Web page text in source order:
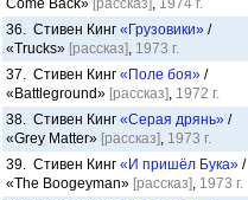
Come Back» [рассказ], 1974 г.
36. Стивен Кинг «Грузовики» /
«Trucks» [рассказ], 1973 г.
37. Стивен Кинг «Поле боя» /
«Battleground» [рассказ], 1972 г.
38. Стивен Кинг «Серая дрянь» /
«Grey Matter» [рассказ], 1973 г.
39. Стивен Кинг «И пришёл Бука» /
«The Boogeyman» [рассказ], 1973 г.